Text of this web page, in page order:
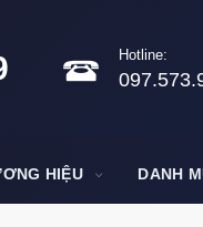
Hotline:
HIỆU DANH